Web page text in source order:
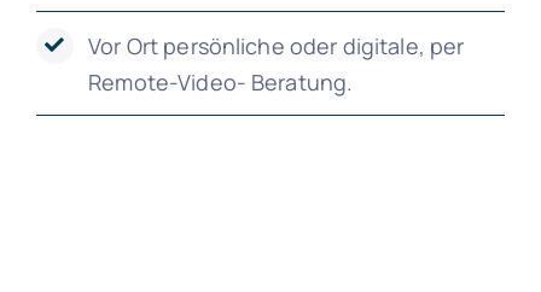
Vor Ort persönliche oder digitale, per
Remote-Video- Beratung.